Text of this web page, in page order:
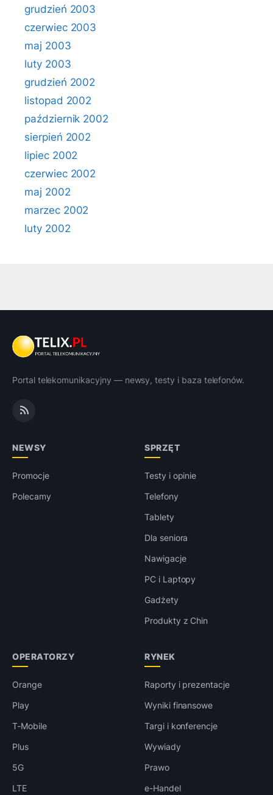
grudzień 2003
czerwiec 2003
maj 2003
luty 2003
grudzień 2002
listopad 2002
październik 2002
sierpień 2002
lipiec 2002
czerwiec 2002
maj 2002
marzec 2002
luty 2002
Portal telekomunikacyjny — newsy, testy i baza telefonów.
NEWSY
Promocje
Polecamy
SPRZĘT
Testy i opinie
Telefony
Tablety
Dla seniora
Nawigacje
PC i Laptopy
Gadżety
Produkty z Chin
OPERATORZY
Orange
Play
T-Mobile
Plus
5G
LTE
RYNEK
Raporty i prezentacje
Wyniki finansowe
Targi i konferencje
Wywiady
Prawo
e-Handel